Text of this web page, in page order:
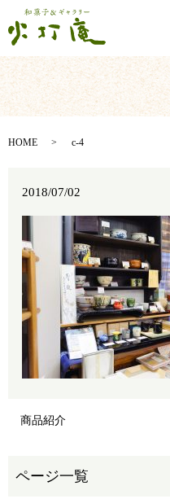
HOME c-4
2018/07/02
商品紹介